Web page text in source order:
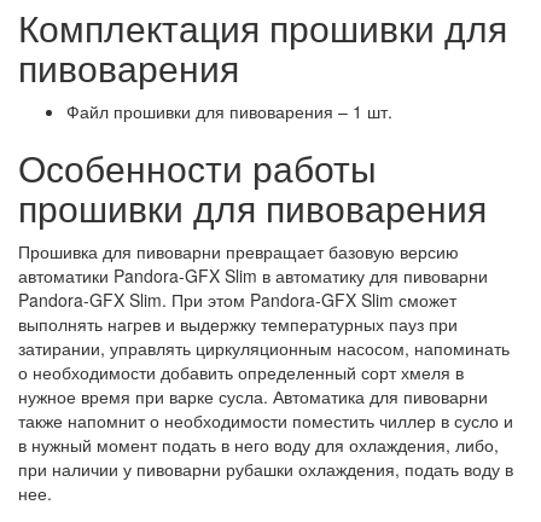
Комплектация прошивки для
пивоварения
Файл прошивки для пивоварения – 1 шт.
Особенности работы
прошивки для пивоварения
Прошивка для пивоварни превращает базовую версию
автоматики Pandora-GFX Slim в автоматику для пивоварни
Pandora-GFX Slim. При этом Pandora-GFX Slim сможет
выполнять нагрев и выдержку температурных пауз при
затирании, управлять циркуляционным насосом, напоминать
о необходимости добавить определенный сорт хмеля в
нужное время при варке сусла. Автоматика для пивоварни
также напомнит о необходимости поместить чиллер в сусло и
в нужный момент подать в него воду для охлаждения, либо,
при наличии у пивоварни рубашки охлаждения, подать воду в
нее.